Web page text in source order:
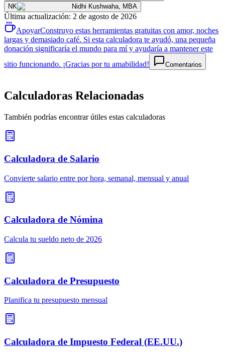
NK
Nidhi Kushwaha, MBA
Última actualización: 2 de agosto de 2026
ApoyarConstruyo estas herramientas gratuitas con amor, noches
largas y demasiado café. Si esta calculadora te ayudó, una pequeña
donación significaría el mundo para mí y ayudaría a mantener este
sitio funcionando. ¡Gracias por tu amabilidad!
Comentarios
Calculadoras Relacionadas
También podrías encontrar útiles estas calculadoras
Calculadora de Salario
Convierte salario entre por hora, semanal, mensual y anual
Calculadora de Nómina
Calcula tu sueldo neto de 2026
Calculadora de Presupuesto
Planifica tu presupuesto mensual
Calculadora de Impuesto Federal (EE.UU.)